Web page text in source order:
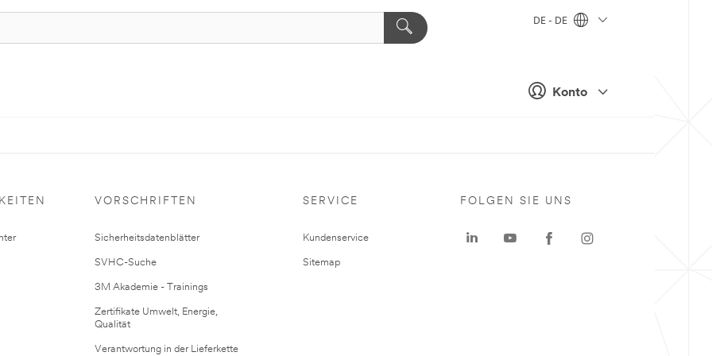
Konto
DE - DE
VORSCHRIFTEN
Sicherheitsdatenblätter
SVHC-Suche
3M Akademie - Trainings
Zertifikate Umwelt, Energie,
Qualität
Verantwortung in der Lieferkette
SERVICE
Kundenservice
Sitemap
FOLGEN SIE UNS